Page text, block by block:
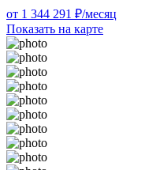
от 1 344 291 ₽/месяц
Показать на карте